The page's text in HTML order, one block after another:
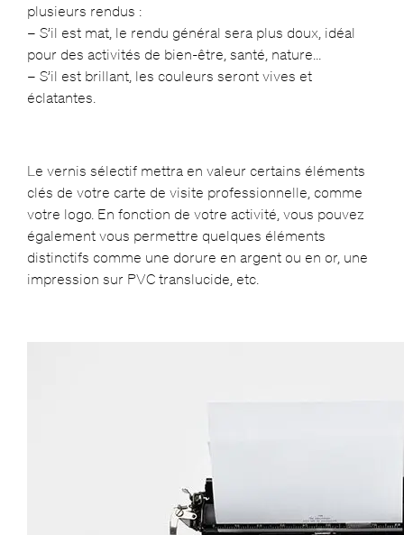
plusieurs rendus :
– S’il est mat, le rendu général sera plus doux, idéal
pour des activités de bien-être, santé, nature…
– S’il est brillant, les couleurs seront vives et
éclatantes.
Le vernis sélectif mettra en valeur certains éléments
clés de votre carte de visite professionnelle, comme
votre logo. En fonction de votre activité, vous pouvez
également vous permettre quelques éléments
distinctifs comme une dorure en argent ou en or, une
impression sur PVC translucide, etc.